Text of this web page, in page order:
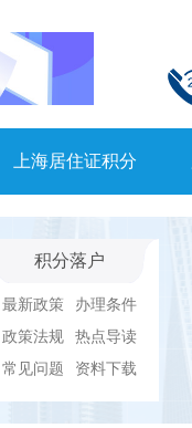
上海居住证积分
积分落户
最新政策
办理条件
政策法规
热点导读
常见问题
资料下载